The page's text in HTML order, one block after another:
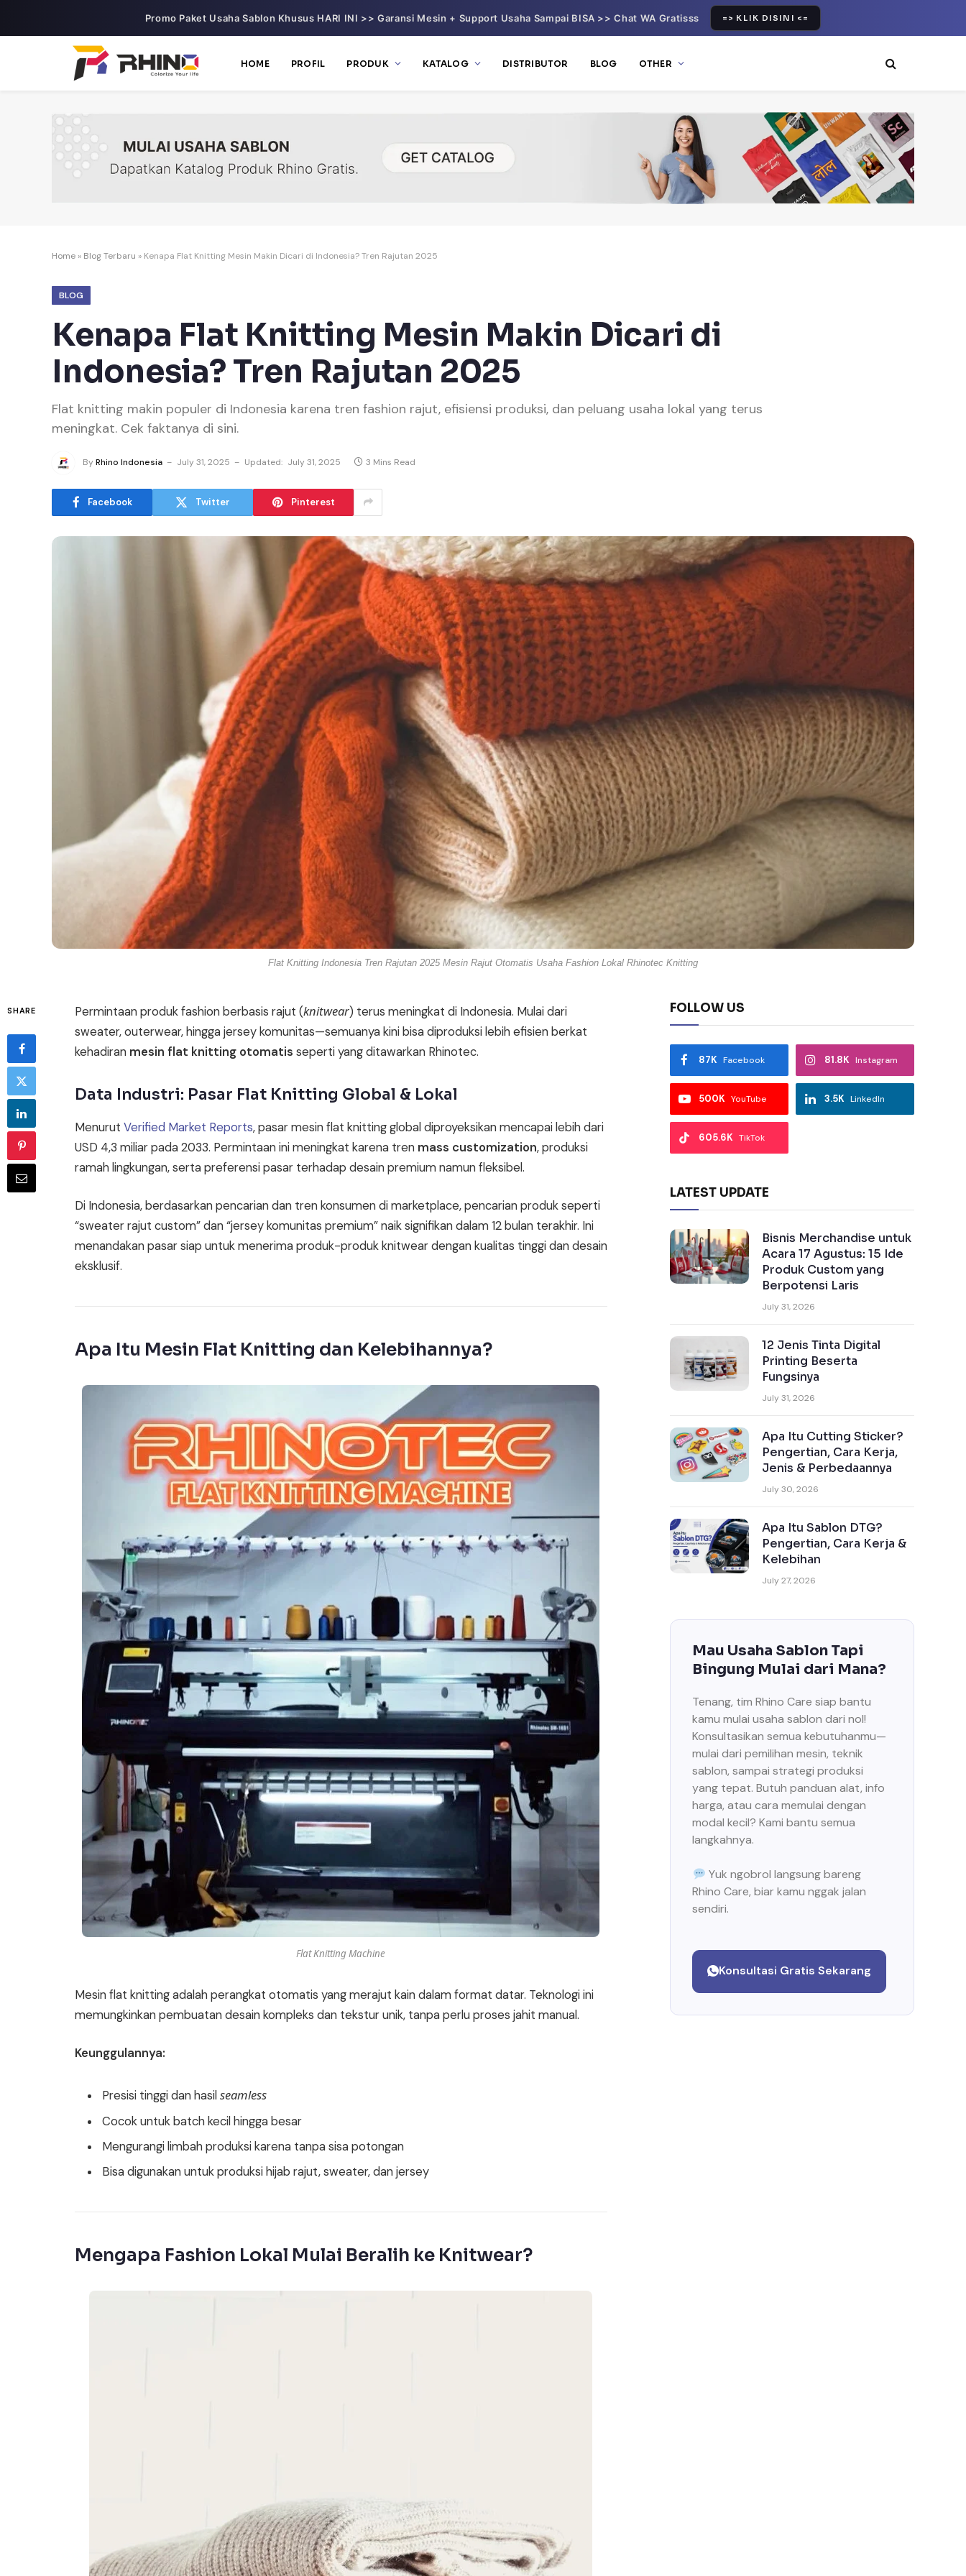
Promo Paket Usaha Sablon Khusus HARI INI >> Garansi Mesin + Support Usaha Sampai BISA >> Chat WA Gratisss => KLIK DISINI <=
HOME PROFIL PRODUK KATALOG DISTRIBUTOR BLOG OTHER
Home » Blog Terbaru » Kenapa Flat Knitting Mesin Makin Dicari di Indonesia? Tren Rajutan 2025
BLOG
Kenapa Flat Knitting Mesin Makin Dicari di
Indonesia? Tren Rajutan 2025
Flat knitting makin populer di Indonesia karena tren fashion rajut, efisiensi produksi, dan peluang usaha lokal yang terus
meningkat. Cek faktanya di sini.
ByRhino Indonesia July 31, 2025 Updated: July 31, 2025 3 Mins Read
Facebook Twitter Pinterest
Flat Knitting Indonesia Tren Rajutan 2025 Mesin Rajut Otomatis Usaha Fashion Lokal Rhinotec Knitting
SHARE Permintaan produk fashion berbasis rajut (knitwear) terus meningkat di Indonesia. Mulai dari
sweater, outerwear, hingga jersey komunitas—semuanya kini bisa diproduksi lebih efisien berkat
kehadiran mesin flat knitting otomatis seperti yang ditawarkan Rhinotec.
Data Industri: Pasar Flat Knitting Global & Lokal
Menurut Verified Market Reports, pasar mesin flat knitting global diproyeksikan mencapai lebih dari
USD 4,3 miliar pada 2033. Permintaan ini meningkat karena tren mass customization, produksi
ramah lingkungan, serta preferensi pasar terhadap desain premium namun fleksibel.
Di Indonesia, berdasarkan pencarian dan tren konsumen di marketplace, pencarian produk seperti
“sweater rajut custom” dan “jersey komunitas premium” naik signifikan dalam 12 bulan terakhir. Ini
menandakan pasar siap untuk menerima produk-produk knitwear dengan kualitas tinggi dan desain
eksklusif.
Apa Itu Mesin Flat Knitting dan Kelebihannya?
Flat Knitting Machine
Mesin flat knitting adalah perangkat otomatis yang merajut kain dalam format datar. Teknologi ini
memungkinkan pembuatan desain kompleks dan tekstur unik, tanpa perlu proses jahit manual.
Keunggulannya:
Presisi tinggi dan hasilseamless
Cocok untuk batch kecil hingga besar
Mengurangi limbah produksi karena tanpa sisa potongan
Bisa digunakan untuk produksi hijab rajut, sweater, dan jersey
Mengapa Fashion Lokal Mulai Beralih ke Knitwear?
FOLLOW US
Facebook
87K Instagram
81.8K
YouTube
500K LinkedIn
3.5K
TikTok
605.6K
LATEST UPDATE
Bisnis Merchandise untuk
Acara 17 Agustus: 15 Ide
Produk Custom yang
Berpotensi Laris
July 31, 2026
12 Jenis Tinta Digital
Printing Beserta
Fungsinya
July 31, 2026
Apa Itu Cutting Sticker?
Pengertian, Cara Kerja,
Jenis & Perbedaannya
July 30, 2026
Apa Itu Sablon DTG?
Pengertian, Cara Kerja &
Kelebihan
July 27, 2026
Mau Usaha Sablon Tapi
Bingung Mulai dari Mana?
Tenang, tim Rhino Care siap bantu
kamu mulai usaha sablon dari nol!
Konsultasikan semua kebutuhanmu—
mulai dari pemilihan mesin, teknik
sablon, sampai strategi produksi
yang tepat. Butuh panduan alat, info
harga, atau cara memulai dengan
modal kecil? Kami bantu semua
langkahnya.
Yuk ngobrol langsung bareng
Rhino Care, biar kamu nggak jalan
sendiri.
Konsultasi Gratis Sekarang